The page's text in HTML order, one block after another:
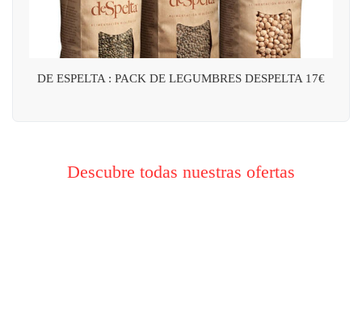
DE ESPELTA : PACK DE LEGUMBRES DESPELTA 17€
Descubre todas nuestras ofertas